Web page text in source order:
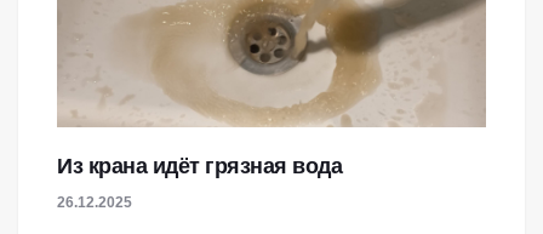
Из крана идёт грязная вода
26.12.2025